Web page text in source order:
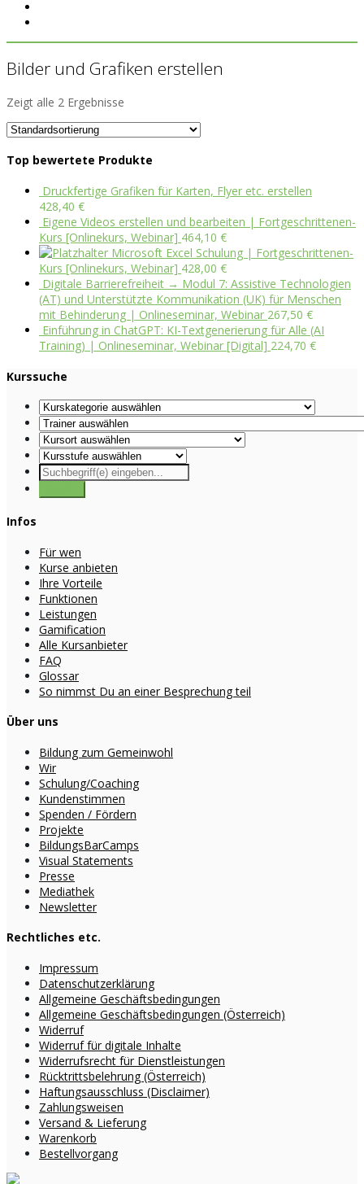
Bilder und Grafiken erstellen
Zeigt alle 2 Ergebnisse
Top bewertete Produkte
Druckfertige Grafiken für Karten, Flyer etc. erstellen
428,40 €
Eigene Videos erstellen und bearbeiten | Fortgeschrittenen-
Kurs [Onlinekurs, Webinar] 464,10 €
Microsoft Excel Schulung | Fortgeschrittenen-
Kurs [Onlinekurs, Webinar] 428,00 €
Digitale Barrierefreiheit → Modul 7: Assistive Technologien
(AT) und Unterstützte Kommunikation (UK) für Menschen
mit Behinderung | Onlineseminar, Webinar 267,50 €
Einführung in ChatGPT: KI-Textgenerierung für Alle (AI
Training) | Onlineseminar, Webinar [Digital] 224,70 €
Kurssuche
Infos
Für wen
Kurse anbieten
Ihre Vorteile
Funktionen
Leistungen
Gamification
Alle Kursanbieter
FAQ
Glossar
So nimmst Du an einer Besprechung teil
Über uns
Bildung zum Gemeinwohl
Wir
Schulung/Coaching
Kundenstimmen
Spenden / Fördern
Projekte
BildungsBarCamps
Visual Statements
Presse
Mediathek
Newsletter
Rechtliches etc.
Impressum
Datenschutzerklärung
Allgemeine Geschäftsbedingungen
Allgemeine Geschäftsbedingungen (Österreich)
Widerruf
Widerruf für digitale Inhalte
Widerrufsrecht für Dienstleistungen
Rücktrittsbelehrung (Österreich)
Haftungsausschluss (Disclaimer)
Zahlungsweisen
Versand & Lieferung
Warenkorb
Bestellvorgang